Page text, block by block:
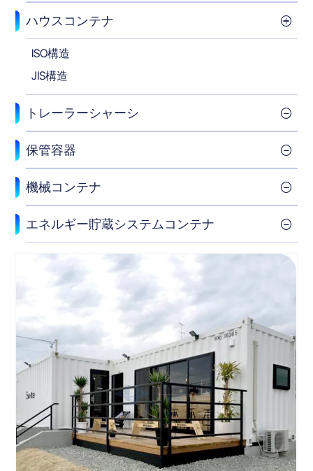
ハウスコンテナ
ISO構造
JIS構造
トレーラーシャーシ
保管容器
機械コンテナ
エネルギー貯蔵システムコンテナ